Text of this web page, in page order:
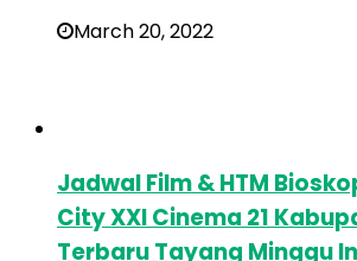
March 20, 2022
Jadwal Film & HTM
City XXI Cinema 21
Terbaru Tayang Minggu